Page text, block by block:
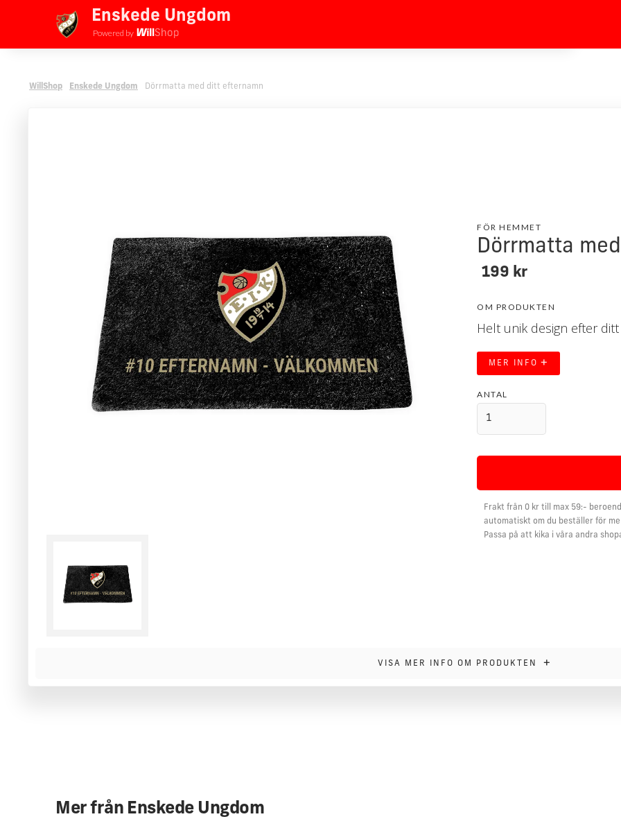
Vi använder cookiespå willshop.se. Läs mer i vår
Enskede Ungdom
Powered by
WillShop Enskede Ungdom Dörrmatta med ditt efternamn
FÖR HEMMET
Dörrmatta
199 kr
OM PRODUKTEN
Helt unik design efter
MER INFO +
ANTAL
Frakt från 0 kr till max 59:-
automatiskt om du beställer för
Passa på att kika i våra andra
VISA MER INFO OM PRODUKTEN +
Mer från Enskede Ungdom